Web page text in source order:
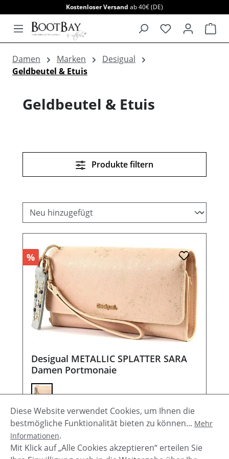
Kostenloser Versand ab 40€ (DE)
Damen Marken
Desigual
Geldbeutel & Etuis
Geldbeutel & Etuis
Produkte filtern
%
Desigual METALLIC SPLATTER SARA
Damen Portmonaie
Verkaufspreis:
19,00 € Regulärer Preis:
69,95 € (72.84% gespart)
Details
Diese Website verwendet Cookies, um Ihnen die
bestmögliche Funktionalität bieten zu können... Mehr
Informationen.
Mit Klick auf „Alle Cookies akzeptieren“ erteilen Sie